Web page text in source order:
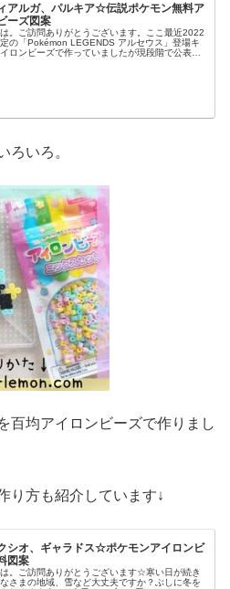
アルガ、パルキア☆伝説ポケモン無料ア
ーズ図案
。ご訪問ありがとうございます。ここ最近2022
の「Pokémon LEGENDS アルセウス」登場キ
ロンビーズで作っていましたが現段階で公表さ
ろいろ。
百均アイロンビーズで作りまし
り方も紹介しています↓
シオ、ギャラドス☆ポケモンアイロンビ
図案
。ご訪問ありがとうございます☆寒い日が続き
さまの地域、雪など大丈夫ですか？ぶしに冬を